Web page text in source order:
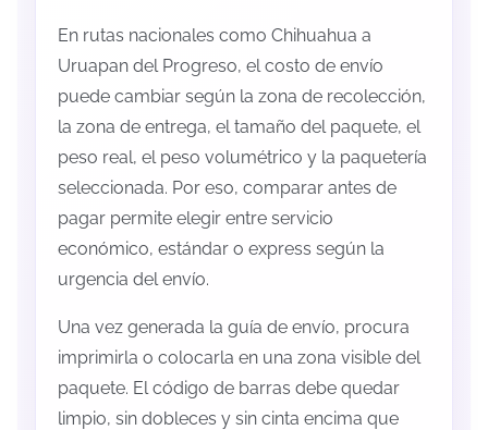
En rutas nacionales como Chihuahua a
Uruapan del Progreso, el costo de envío
puede cambiar según la zona de recolección,
la zona de entrega, el tamaño del paquete, el
peso real, el peso volumétrico y la paquetería
seleccionada. Por eso, comparar antes de
pagar permite elegir entre servicio
económico, estándar o express según la
urgencia del envío.
Una vez generada la guía de envío, procura
imprimirla o colocarla en una zona visible del
paquete. El código de barras debe quedar
limpio, sin dobleces y sin cinta encima que